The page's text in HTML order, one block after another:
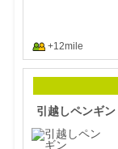
+12mile
引越しペンギン